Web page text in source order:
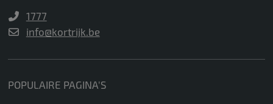
1777
info@kortrijk.be
POPULAIRE PAGINA'S